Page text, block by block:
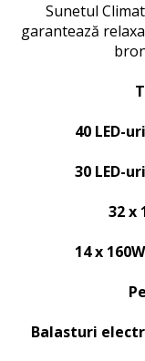
Sunetul
garantează
40 LED-
30 LED-
32 x
14 x
Balasturi